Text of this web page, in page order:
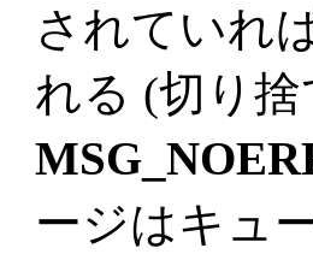
されていれ
れる (切り
ージはキュ